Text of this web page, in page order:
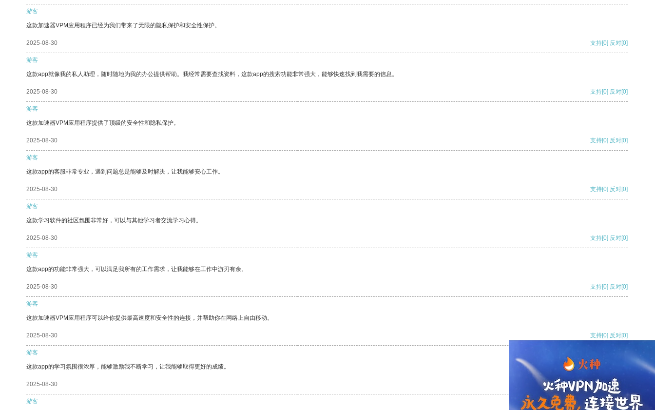
游客
这款加速器VPM应用程序已经为我们带来了无限的隐私保护和安全性保护。
2025-08-30 支持[0] 反对[0]
游客
这款app就像我的私人助理，随时随地为我的办公提供帮助。我经常需要查找资料，这款app的搜索功能非常强大，能够快速找到我需要的信息。
2025-08-30 支持[0] 反对[0]
游客
这款加速器VPM应用程序提供了顶级的安全性和隐私保护。
2025-08-30 支持[0] 反对[0]
游客
这款app的客服非常专业，遇到问题总是能够及时解决，让我能够安心工作。
2025-08-30 支持[0] 反对[0]
游客
这款学习软件的社区氛围非常好，可以与其他学习者交流学习心得。
2025-08-30 支持[0] 反对[0]
游客
这款app的功能非常强大，可以满足我所有的工作需求，让我能够在工作中游刃有余。
2025-08-30 支持[0] 反对[0]
游客
这款加速器VPM应用程序可以给你提供最高速度和安全性的连接，并帮助你在网络上自由移动。
2025-08-30 支持[0] 反对[0]
游客
这款app的学习氛围很浓厚，能够激励我不断学习，让我能够取得更好的成绩。
2025-08-30 支持[0] 反对
游客